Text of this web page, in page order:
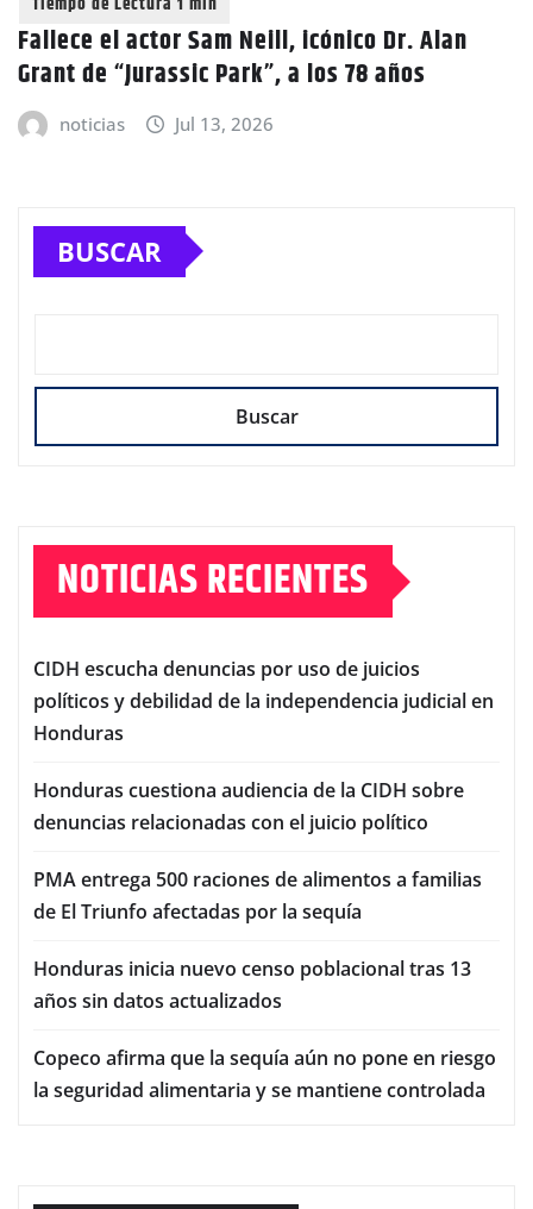
Fallece el actor Sam Neill, icónico Dr. Alan
Grant de “Jurassic Park”, a los 78 años
noticias Jul 13, 2026
BUSCAR
Buscar
NOTICIAS RECIENTES
CIDH escucha denuncias por uso de juicios
políticos y debilidad de la independencia judicial en
Honduras
Honduras cuestiona audiencia de la CIDH sobre
denuncias relacionadas con el juicio político
PMA entrega 500 raciones de alimentos a familias
de El Triunfo afectadas por la sequía
Honduras inicia nuevo censo poblacional tras 13
años sin datos actualizados
Copeco afirma que la sequía aún no pone en riesgo
la seguridad alimentaria y se mantiene controlada